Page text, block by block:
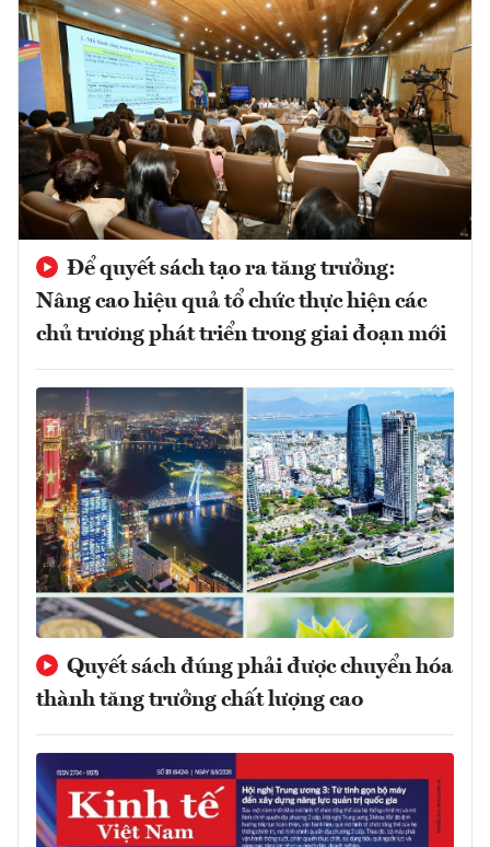
Để quyết sách tạo ra tăng trưởng:
Nâng cao hiệu quả tổ chức thực hiện các
chủ trương phát triển trong giai đoạn mới
Quyết sách đúng phải được chuyển hóa
thành tăng trưởng chất lượng cao